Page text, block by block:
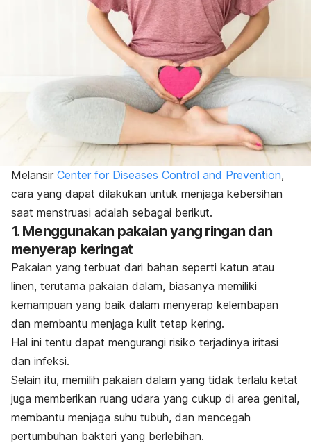
Melansir Center for Diseases Control and Prevention,
cara yang dapat dilakukan untuk menjaga kebersihan
saat menstruasi adalah sebagai berikut.
1. Menggunakan pakaian yang ringan dan
menyerap keringat
Pakaian yang terbuat dari bahan seperti katun atau
linen, terutama pakaian dalam, biasanya memiliki
kemampuan yang baik dalam menyerap kelembapan
dan membantu menjaga kulit tetap kering.
Hal ini tentu dapat mengurangi risiko terjadinya iritasi
dan infeksi.
Selain itu, memilih pakaian dalam yang tidak terlalu ketat
juga memberikan ruang udara yang cukup di area genital,
membantu menjaga suhu tubuh, dan mencegah
pertumbuhan bakteri yang berlebihan.